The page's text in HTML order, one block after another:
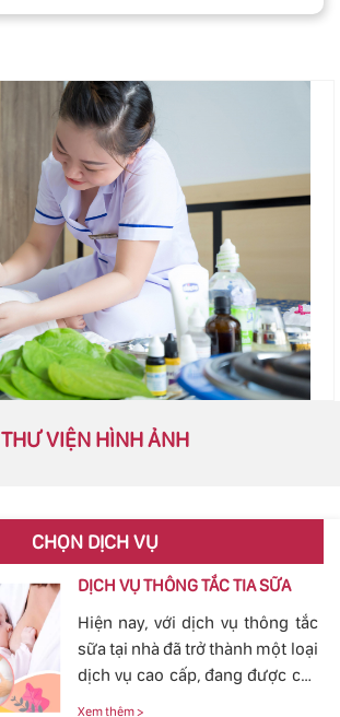
THƯ VIỆN HÌNH ẢNH
CHỌN DỊCH VỤ
DỊCH VỤ THÔNG TẮC TIA SỮA
Hiện nay, với dịch vụ thông tắc
sữa tại nhà đã trở thành một loại
dịch vụ cao cấp, đang được các
Xem thêm >